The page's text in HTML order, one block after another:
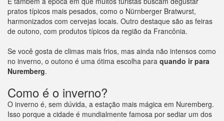
pratos típicos mais pesados, como o Nürnberger Bratwurst,
harmonizados com cervejas locais. Outro destaque são as feiras
de outono, com produtos típicos da região da Francônia.
Se você gosta de climas mais frios, mas ainda não intensos como
no inverno, o outono é uma ótima escolha para quando ir para
Nuremberg.
Como é o inverno?
O inverno é, sem dúvida, a estação mais mágica em Nuremberg.
Isso porque a cidade é mundialmente famosa por sediar um dos